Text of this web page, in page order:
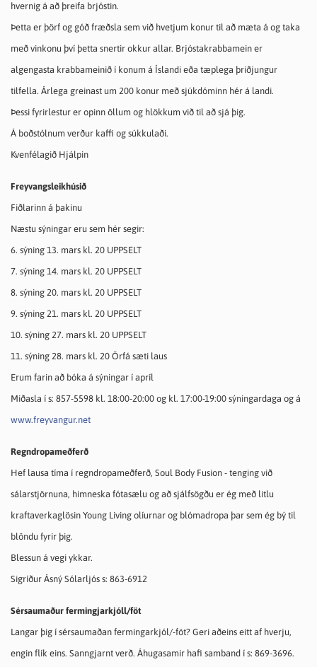
hvernig á að þreifa brjóstin.
Þetta er þörf og góð fræðsla sem við hvetjum konur til að mæta á og taka
með vinkonu því þetta snertir okkur allar. Brjóstakrabbamein er
algengasta krabbameinið í konum á Íslandi eða tæplega þriðjungur
tilfella. Árlega greinast um 200 konur með sjúkdóminn hér á landi.
Þessi fyrirlestur er opinn öllum og hlökkum við til að sjá þig.
Á boðstólnum verður kaffi og súkkulaði.
Kvenfélagið Hjálpin
Freyvangsleikhúsið
Fiðlarinn á þakinu
Næstu sýningar eru sem hér segir:
6. sýning 13. mars kl. 20 UPPSELT
7. sýning 14. mars kl. 20 UPPSELT
8. sýning 20. mars kl. 20 UPPSELT
9. sýning 21. mars kl. 20 UPPSELT
10. sýning 27. mars kl. 20 UPPSELT
11. sýning 28. mars kl. 20 Örfá sæti laus
Erum farin að bóka á sýningar í apríl
Miðasla í s: 857-5598 kl. 18:00-20:00 og kl. 17:00-19:00 sýningardaga og á
www.freyvangur.net
Regndropameðferð
Hef lausa tíma í regndropameðferð, Soul Body Fusion - tenging við
sálarstjörnuna, himneska fótasælu og að sjálfsögðu er ég með litlu
kraftaverkaglösin Young Living olíurnar og blómadropa þar sem ég bý til
blöndu fyrir þig.
Blessun á vegi ykkar.
Sigríður Ásný Sólarljós s: 863-6912
Sérsaumaður fermingjarkjóll/föt
Langar þig í sérsaumaðan fermingarkjól/-föt? Geri aðeins eitt af hverju,
engin flík eins. Sanngjarnt verð. Áhugasamir hafi samband í s: 869-3696.